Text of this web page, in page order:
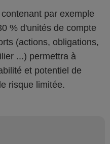
par exemple
% d'unités de compte
(actions, obligations,
...) permettra à
et potentiel de
risque limitée.